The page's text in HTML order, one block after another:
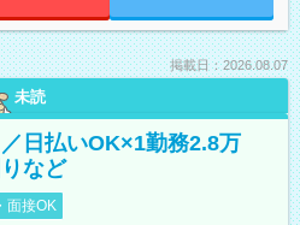
掲載日：2026.08.07
未読
日払いOK×1勤務2.8万
など
面接OK